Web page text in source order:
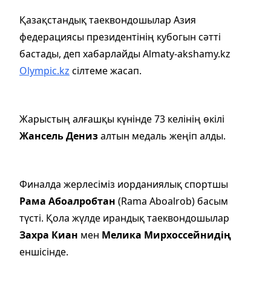
Қазақстандық таеквондошылар Азия
федерациясы президентінің кубогын сәтті
бастады, деп хабарлайды Almaty-akshamy.kz
Olympic.kz сілтеме жасап.
Жарыстың алғашқы күнінде 73 келінің өкілі
Жансель Денизалтын медаль жеңіп алды.
Финалда жерлесіміз иорданиялық спортшы
Рама Абоалробтан (Rama Aboalrob) басым
түсті. Қола жүлде ирандық таеквондошылар
Захра Киан мен Мелика Мирхоссейнидің
еншісінде.